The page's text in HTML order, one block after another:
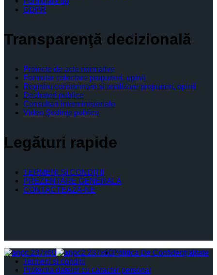
GDPR
Transparenţă decizională
Proiecte de acte normative
Formular colectare propuneri, opinii
Registru consemnare si analizare propuneri, opinii
Dezbateri publice
Consultari interministeriale
Video Şedinţe publice
Legături rapide
TERMENI ŞI CONDIŢII
PREZENTARE GENERALĂ
CONTACTEAZĂ-NE
Politica De Confidențialitate
Termeni și condiții
Protectia datelor cu caracter personal